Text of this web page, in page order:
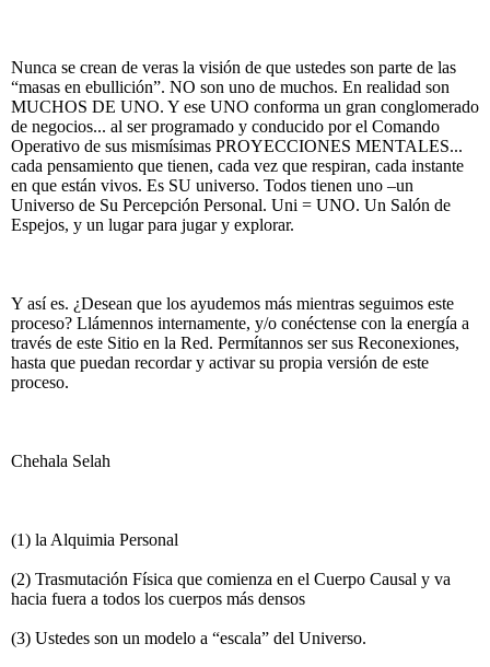
Nunca se crean de veras la visión de que ustedes son parte de las
“masas en ebullición”. NO son uno de muchos. En realidad son
MUCHOS DE UNO. Y ese UNO conforma un gran conglomerado
de negocios... al ser programado y conducido por el Comando
Operativo de sus mismísimas PROYECCIONES MENTALES...
cada pensamiento que tienen, cada vez que respiran, cada instante
en que están vivos. Es SU universo. Todos tienen uno –un
Universo de Su Percepción Personal. Uni = UNO. Un Salón de
Espejos, y un lugar para jugar y explorar.
Y así es. ¿Desean que los ayudemos más mientras seguimos este
proceso? Llámennos internamente, y/o conéctense con la energía a
través de este Sitio en la Red. Permítannos ser sus Reconexiones,
hasta que puedan recordar y activar su propia versión de este
proceso.
Chehala Selah
(1) la Alquimia Personal
(2) Trasmutación Física que comienza en el Cuerpo Causal y va
hacia fuera a todos los cuerpos más densos
(3) Ustedes son un modelo a “escala” del Universo.